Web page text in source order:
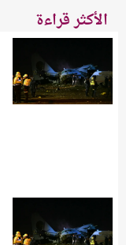
الأكثر قراءة